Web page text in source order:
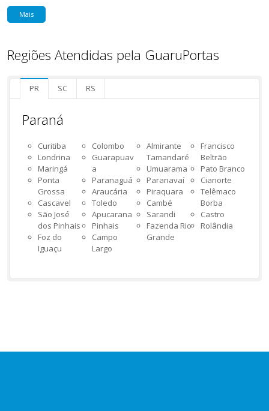
Mais
Regiões Atendidas pela GuaruPortas
PR SC RS
Paraná
Curitiba
Londrina
Maringá
Ponta
Grossa
Cascavel
São José
dos Pinhais
Foz do
Iguaçu
Colombo
Guarapuav
a
Paranaguá
Araucária
Toledo
Apucarana
Pinhais
Campo
Largo
Almirante
Tamandaré
Umuarama
Paranavaí
Piraquara
Cambé
Sarandi
Fazenda Rio
Grande
Francisco
Beltrão
Pato Branco
Cianorte
Telêmaco
Borba
Castro
Rolândia